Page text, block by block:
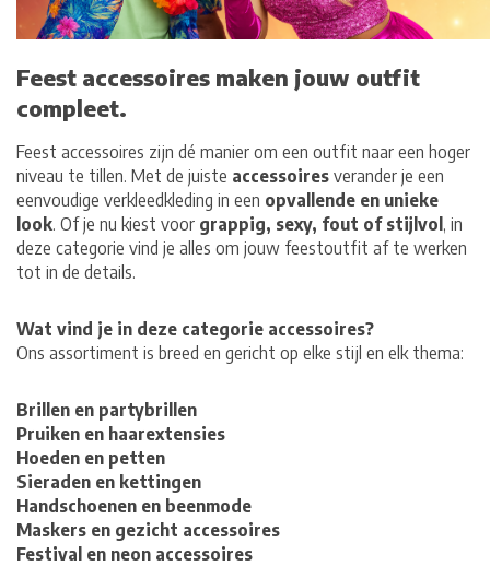
Feest accessoires maken jouw outfit
compleet.
Feest accessoires zijn dé manier om een outfit naar een hoger
niveau te tillen. Met de juiste accessoires verander je een
eenvoudige verkleedkleding in een opvallende en unieke
look. Of je nu kiest voor grappig, sexy, fout of stijlvol, in
deze categorie vind je alles om jouw feestoutfit af te werken
tot in de details.
Wat vind je in deze categorie accessoires?
Ons assortiment is breed en gericht op elke stijl en elk thema:
Brillen en partybrillen
Pruiken en haarextensies
Hoeden en petten
Sieraden en kettingen
Handschoenen en beenmode
Maskers en gezicht accessoires
Festival en neon accessoires